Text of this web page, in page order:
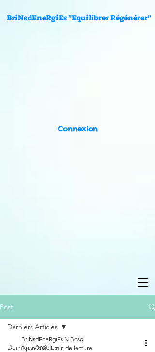
BriNsdEneRgiEs "Equilibrer Régénérer"
Connexion
Post
Derniers Articles
Derniers Articles
BriNsdEneRgiEs N.Bosq
2 juin 2021 1 min de lecture